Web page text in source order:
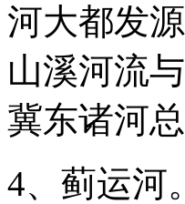
河大都发
山溪河流
冀东诸河
4、蓟运河。